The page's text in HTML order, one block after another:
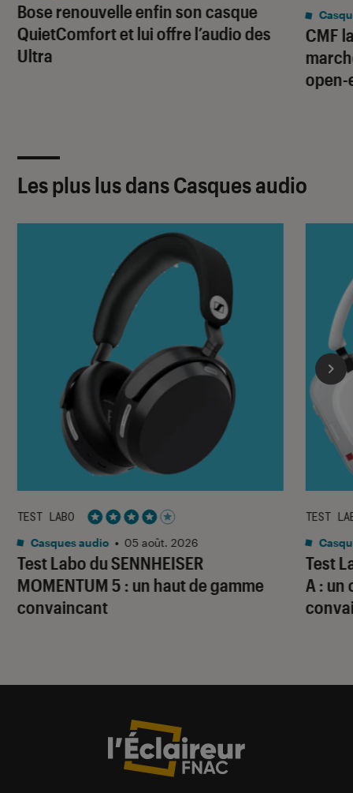
Bose renouvelle enfin son casque
QuietComfort et lui offre l’audio des
Ultra
CMF
open-
Les plus lus dans Casques audio
Test Labo du SENNHEISER
MOMENTUM 5 : un haut de gamme
convaincant
TEST LABO
Noté 4 étoiles sur 5
Casques audio • 05 août. 2026
Test
A : un
TEST